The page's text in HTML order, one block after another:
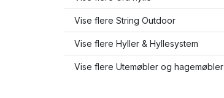
Vise flere String Outdoor
Vise flere Hyller & Hyllesystem
Vise flere Utemøbler og hagemøbler